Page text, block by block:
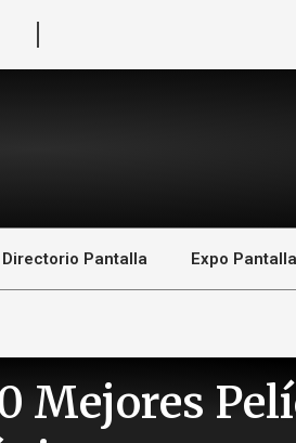
Directorio Pantalla Expo Pantalla
Mejores